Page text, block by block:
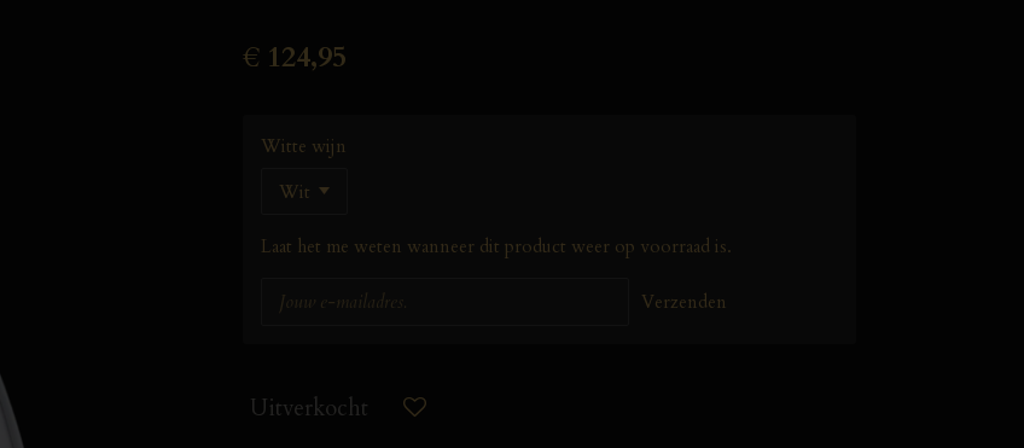
€ 124,95
Witte wijn
Laat het me weten wanneer dit product weer op voorraad is.
Verzenden
Uitverkocht